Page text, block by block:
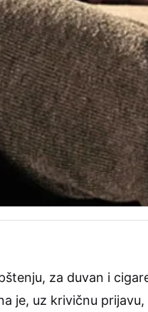
za duvan i
je, uz krivičnu